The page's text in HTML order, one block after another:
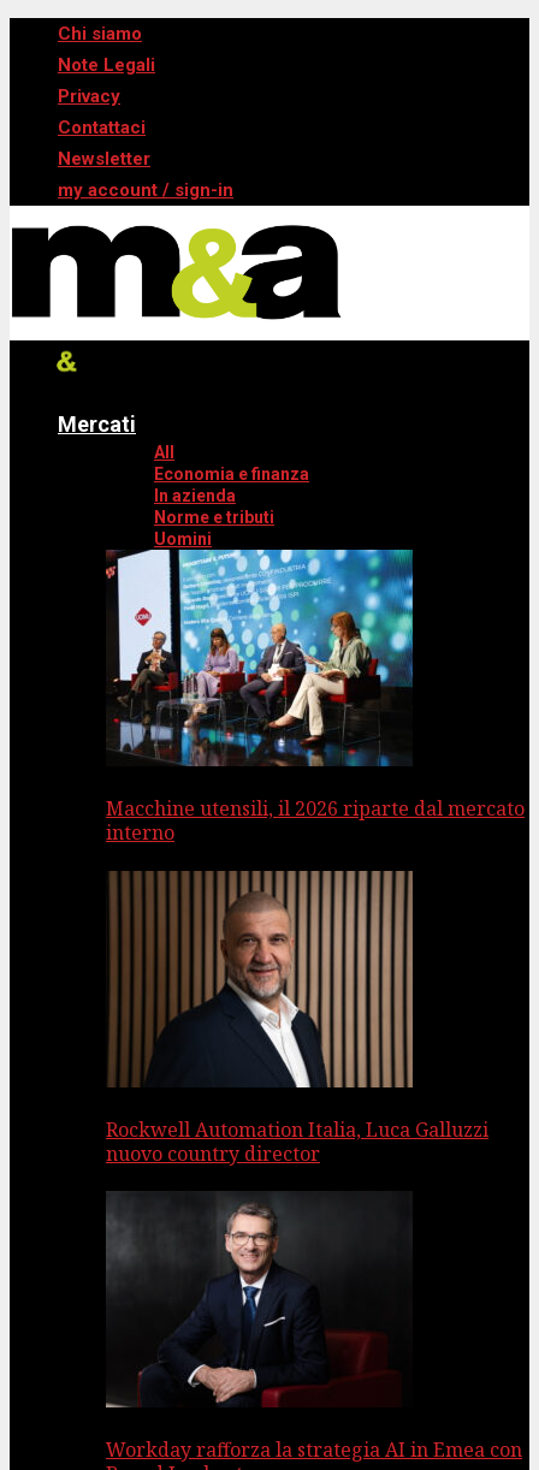
Chi siamo
Note Legali
Privacy
Contattaci
Newsletter
my account / sign-in
Mercati
All
Economia e finanza
In azienda
Norme e tributi
Uomini
Macchine utensili, il 2026 riparte dal mercato
interno
Rockwell Automation Italia, Luca Galluzzi
nuovo country director
Workday rafforza la strategia AI in Emea con